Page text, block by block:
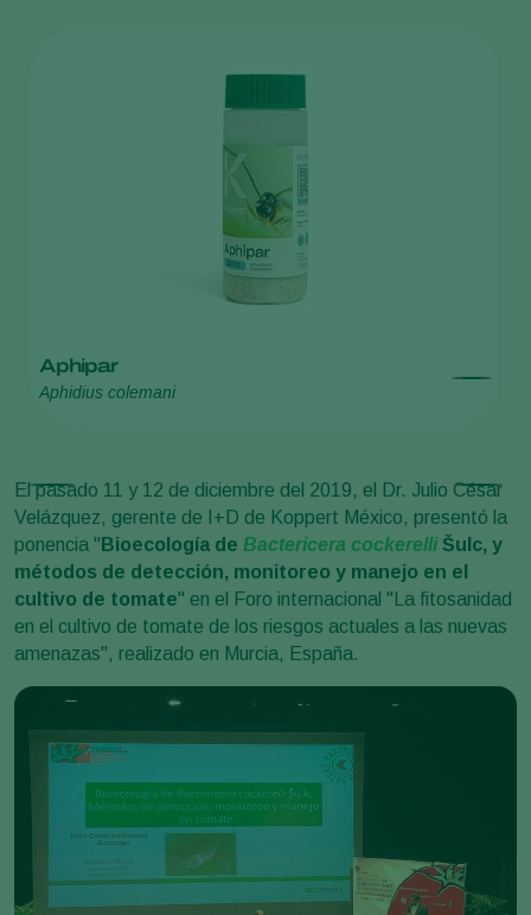
Aphipar
Aphidius colemani
El pasado 11 y 12 de diciembre del 2019, el Dr. Julio César
Velázquez, gerente de I+D de Koppert México, presentó la
ponencia " Bioecología de Bactericera cockerelliŠulc, y
métodos de detección, monitoreo y manejo en el
cultivo de tomate" en el Foro internacional "La fitosanidad
en el cultivo de tomate de los riesgos actuales a las nuevas
amenazas", realizado en Murcia, España.